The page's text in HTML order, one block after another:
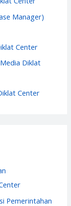
Manager)
Center
Diklat
Center
Pemerintahan